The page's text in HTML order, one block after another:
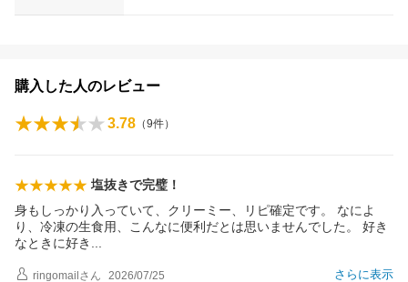
購入した人のレビュー
3.78 （9件）
塩抜きで完璧！
身もしっかり入っていて、クリーミー、リピ確定です。 なによ
り、冷凍の生食用、こんなに便利だとは思いませんでした。 好き
なときに好き
さらに表示
ringomailさん 2026/07/25